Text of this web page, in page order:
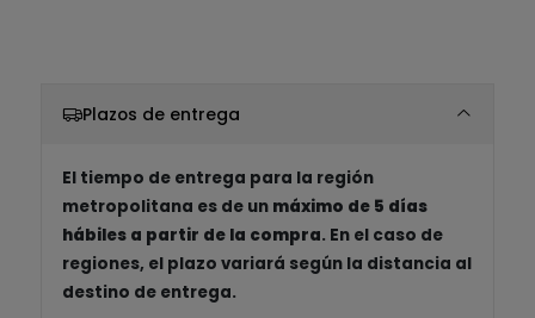
Plazos de entrega
El tiempo de entrega para la región
metropolitana es de un máximo de 5 días
hábiles a partir de la compra. En el caso de
regiones, el plazo variará según la distancia al
destino de entrega.